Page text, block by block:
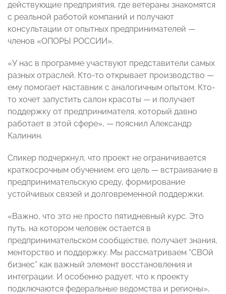
действующие предприятия, где ветераны знакомятся
с реальной работой компаний и получают
консультации от опытных предпринимателей —
членов «ОПОРЫ РОССИИ».
«У нас в программе участвуют представители самых
разных отраслей. Кто-то открывает производство —
ему помогает наставник с аналогичным опытом. Кто-
то хочет запустить салон красоты — и получает
поддержку от предпринимателя, который давно
работает в этой сфере», — пояснил Александр
Калинин.
Спикер подчеркнул, что проект не ограничивается
краткосрочным обучением: его цель — встраивание в
предпринимательскую среду, формирование
устойчивых связей и долговременной поддержки.
«Важно, что это не просто пятидневный курс. Это
путь, на котором человек остается в
предпринимательском сообществе, получает знания,
менторство и поддержку. Мы рассматриваем “СВОй
бизнес” как важный элемент восстановления и
интеграции. И особенно радует, что к проекту
подключаются федеральные ведомства и регионы»,